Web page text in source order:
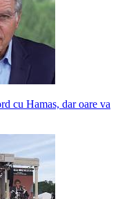
cu Hamas, dar oare va